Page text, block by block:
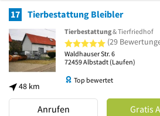
17 Tierbestattung Bleibler
48 km
Tierbestattung& Tierfriedhof
5 von 5 Sternen
(29
Waldhauser Str. 6
72459Albstadt (Laufen)
Top bewertet
Anrufen Gratis